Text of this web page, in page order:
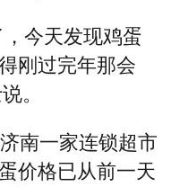
今天发现鸡蛋
刚过完年那会
。
南一家连锁超市
价格已从前一天